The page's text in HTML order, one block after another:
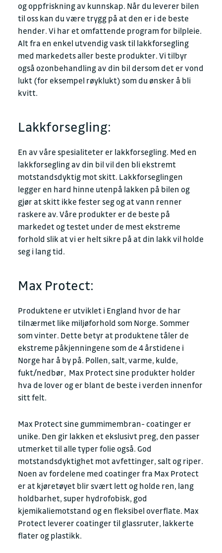
og oppfriskning av kunnskap. Når du leverer bilen
til oss kan du være trygg på at den er i de beste
hender. Vi har et omfattende program for bilpleie.
Alt fra en enkel utvendig vask til lakkforsegling
med markedets aller beste produkter. Vi tilbyr
også ozonbehandling av din bil dersom det er vond
lukt (for eksempel røyklukt) som du ønsker å bli
kvitt.
Lakkforsegling:
En av våre spesialiteter er lakkforsegling. Med en
lakkforsegling av din bil vil den bli ekstremt
motstandsdyktig mot skitt. Lakkforseglingen
legger en hard hinne utenpå lakken på bilen og
gjør at skitt ikke fester seg og at vann renner
raskere av. Våre produkter er de beste på
markedet og testet under de mest ekstreme
forhold slik at vi er helt sikre på at din lakk vil holde
seg i lang tid.
Max Protect:
Produktene er utviklet i England hvor de har
tilnærmet like miljøforhold som Norge. Sommer
som vinter. Dette betyr at produktene tåler de
ekstreme påkjenningene som de 4 årstidene i
Norge har å by på. Pollen, salt, varme, kulde,
fukt/nedbør, Max Protect sine produkter holder
hva de lover og er blant de beste i verden innenfor
sitt felt.
Max Protect sine gummimembran- coatinger er
unike. Den gir lakken et ekslusivt preg, den passer
utmerket til alle typer folie også. God
motstandsdyktighet mot avfettinger, salt og riper.
Noen av fordelene med coatinger fra Max Protect
er at kjøretøyet blir svært lett og holde ren, lang
holdbarhet, super hydrofobisk, god
kjemikaliemotstand og en fleksibel overflate. Max
Protect leverer coatinger til glassruter, lakkerte
flater og plastikk.